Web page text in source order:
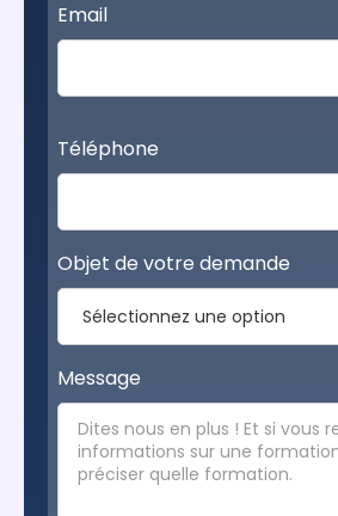
Email
Téléphone
Objet de votre demande
Message